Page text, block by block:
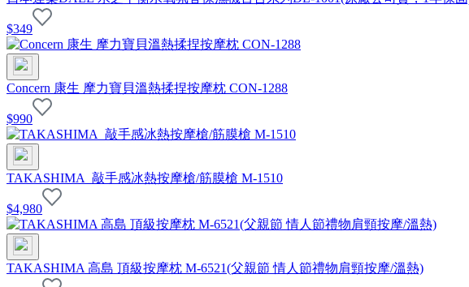
$349
Concern 康生 摩力寶貝溫熱揉捏按摩枕 CON-1288
$990
TAKASHIMA_敲手感冰熱按摩槍/筋膜槍 M-1510
$4,980
TAKASHIMA 高島 頂級按摩枕 M-6521(父親節 情人節禮物肩頸按摩/溫熱)